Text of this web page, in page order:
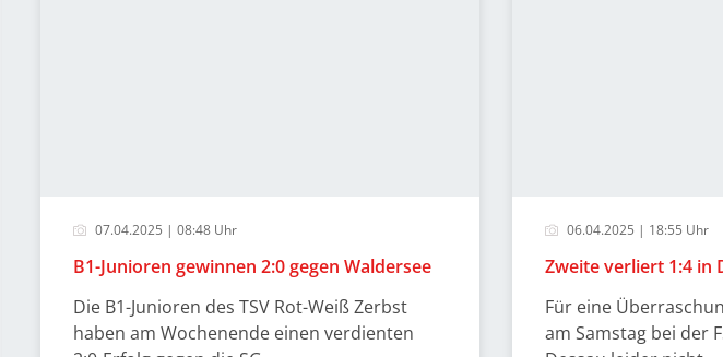
07.04.2025 | 08:48 Uhr
B1-Junioren gewinnen 2:0 gegen Waldersee
Die B1-Junioren des TSV Rot-Weiß Zerbst
haben am Wochenende einen verdienten
06.04.2025 | 18:55 Uhr
Zweite verliert 1:4 in
Für eine
am Samstag bei der